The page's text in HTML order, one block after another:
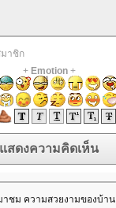
มาชิก
+ Emotion+
ชม ความสวยงามของบ้า